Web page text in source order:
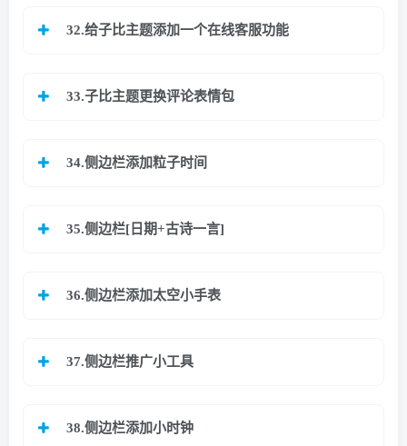
32.给子比主题添加一个在线客服功能
33.子比主题更换评论表情包
34.侧边栏添加粒子时间
35.侧边栏[日期+古诗一言]
36.侧边栏添加太空小手表
37.侧边栏推广小工具
38.侧边栏添加小时钟